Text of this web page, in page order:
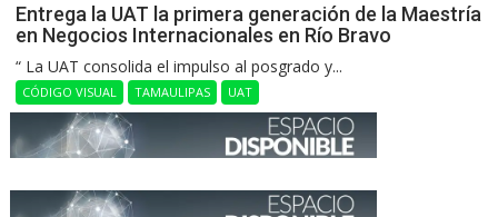
Entrega la UAT la primera generación de la Maestría
en Negocios Internacionales en Río Bravo
“ La UAT consolida el impulso al posgrado y...
CÓDIGO VISUAL TAMAULIPAS UAT